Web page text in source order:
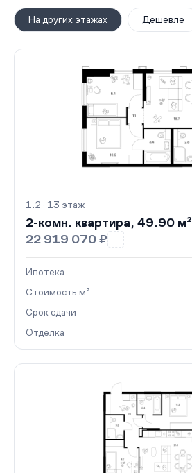
На других этажах Дешевле
1.2 · 13 этаж
2-комн. квартира, 49.90 м²
22 919 070 ₽
Ипотека
Стоимость м²
Срок сдачи
Отделка